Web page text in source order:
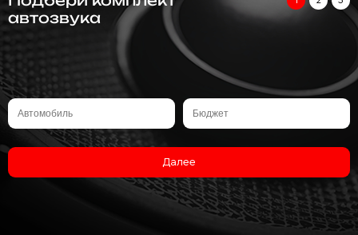
автозвука
Далее